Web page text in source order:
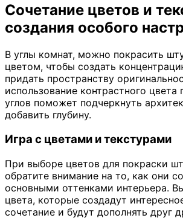
Сочетание цветов и
создания особого
В углы комнат, можно покрасить
цветом, чтобы создать
придать пространству
использование контрастного цвета
углов поможет подчеркнуть
добавить глубину.
Игра с цветами и текстурами
При выборе цветов для покраски
обратите внимание на то, как они
основными оттенками интерьера.
цвета, которые создадут
сочетание и будут дополнять друг